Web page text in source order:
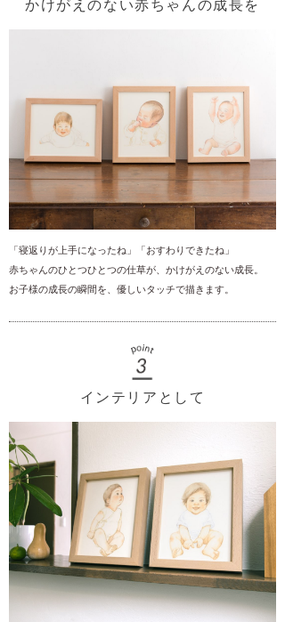
かけがえのない赤ちゃんの成長を
「寝返りが上手になったね」「おすわりできたね」
赤ちゃんのひとつひとつの仕草が、かけがえのない成長。
お子様の成長の瞬間を、優しいタッチで描きます。
インテリアとして